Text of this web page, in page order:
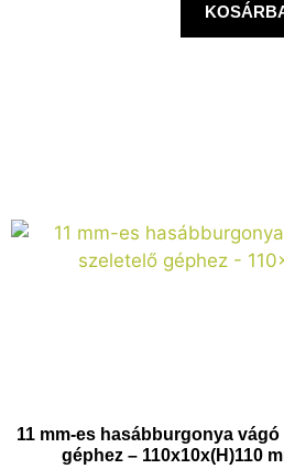
11 mm-es hasábburgonya
géphez – 110x10x(H)110